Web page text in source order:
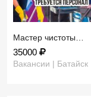
Мастер чистоты…
35000
Вакансии | Батайск